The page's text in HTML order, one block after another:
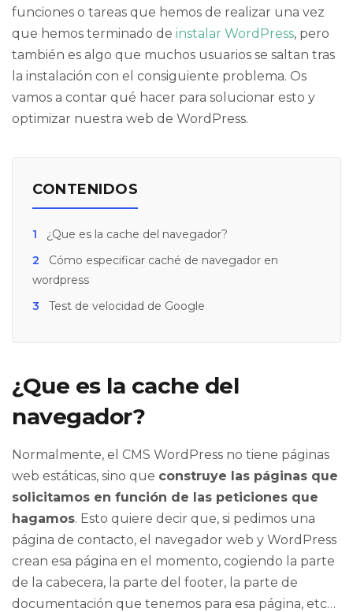
funciones o tareas que hemos de realizar una vez
que hemos terminado de instalar WordPress, pero
también es algo que muchos usuarios se saltan tras
la instalación con el consiguiente problema. Os
vamos a contar qué hacer para solucionar esto y
optimizar nuestra web de WordPress.
CONTENIDOS
1
¿Que es la cache del navegador?
2
Cómo especificar caché de navegador en
wordpress
3
Test de velocidad de Google
¿Que es la cache del
navegador?
Normalmente, el CMS WordPress no tiene páginas
web estáticas, sino que construye las páginas que
solicitamos en función de las peticiones que
hagamos. Esto quiere decir que, si pedimos una
página de contacto, el navegador web y WordPress
crean esa página en el momento, cogiendo la parte
de la cabecera, la parte del footer, la parte de
documentación que tenemos para esa página, etc…